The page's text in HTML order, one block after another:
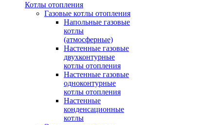
Котлы отопления
Газовые котлы отопления
Напольные газовые
котлы
(атмосферные)
Настенные газовые
двухконтурные
котлы отопления
Настенные газовые
одноконтурные
котлы отопления
Настенные
конденсационные
котлы